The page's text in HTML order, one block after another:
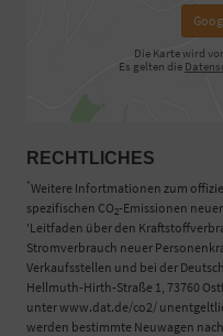
Die Karte wird
Es gelten die
RECHTLICHES
*Weitere Infortmationen zum
spezifischen CO2-Emissionen
'Leitfaden über den
Stromverbrauch neuer
Verkaufsstellen und bei der
Hellmuth-Hirth-Straße 1, 73760
unter www.dat.de/co2/
werden bestimmte Neuwagen